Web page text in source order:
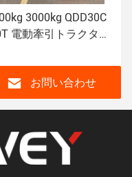
3000kg QDD30C
電動牽引トラクター
お問い合わせ